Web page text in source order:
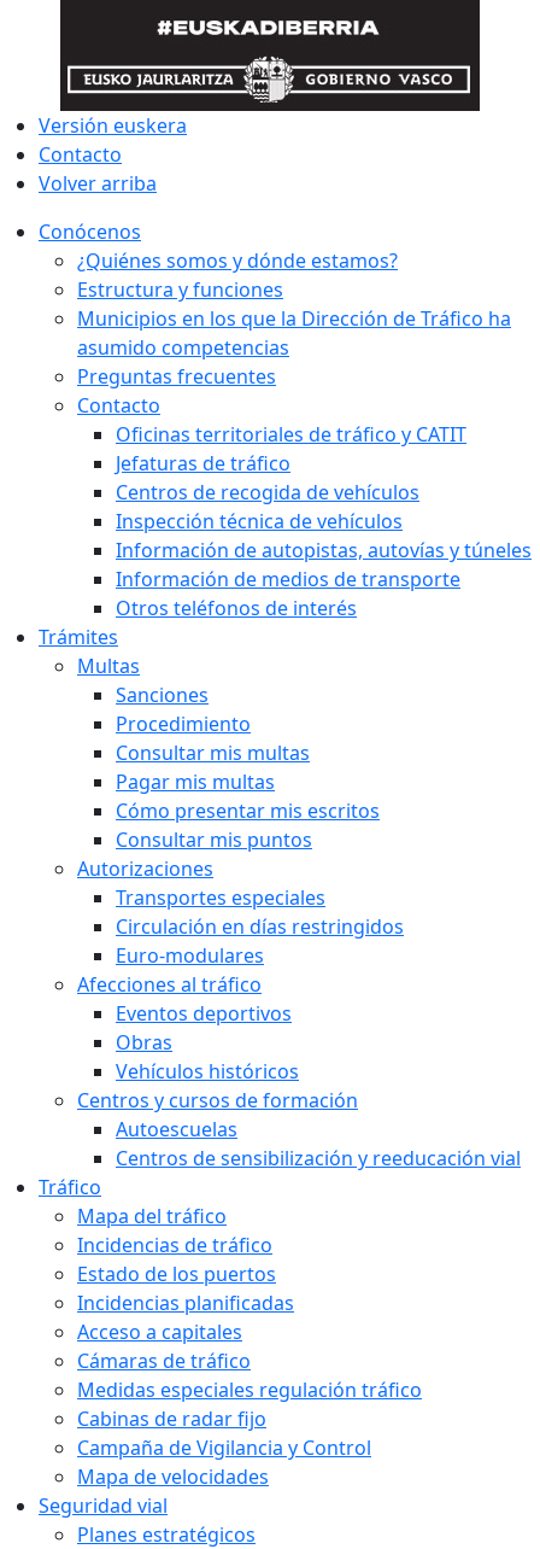
Versión euskera
Contacto
Volver arriba
Conócenos
¿Quiénes somos y dónde estamos?
Estructura y funciones
Municipios en los que la Dirección de Tráfico ha
asumido competencias
Preguntas frecuentes
Contacto
Oficinas territoriales de tráfico y CATIT
Jefaturas de tráfico
Centros de recogida de vehículos
Inspección técnica de vehículos
Información de autopistas, autovías y túneles
Información de medios de transporte
Otros teléfonos de interés
Trámites
Multas
Sanciones
Procedimiento
Consultar mis multas
Pagar mis multas
Cómo presentar mis escritos
Consultar mis puntos
Autorizaciones
Transportes especiales
Circulación en días restringidos
Euro-modulares
Afecciones al tráfico
Eventos deportivos
Obras
Vehículos históricos
Centros y cursos de formación
Autoescuelas
Centros de sensibilización y reeducación vial
Tráfico
Mapa del tráfico
Incidencias de tráfico
Estado de los puertos
Incidencias planificadas
Acceso a capitales
Cámaras de tráfico
Medidas especiales regulación tráfico
Cabinas de radar fijo
Campaña de Vigilancia y Control
Mapa de velocidades
Seguridad vial
Planes estratégicos